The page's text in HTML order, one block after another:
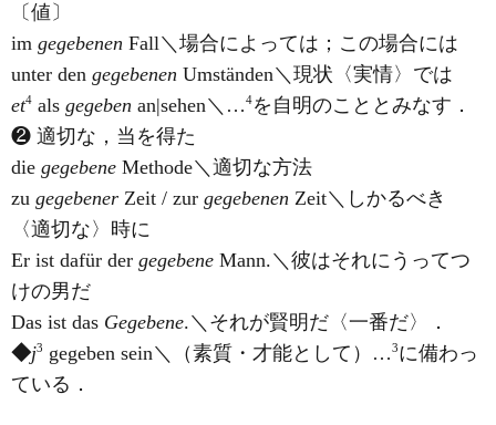
〔値〕
im gegebenen Fall＼場合によっては；この場合には
unter den gegebenen Umständen＼現状〈実情〉では
et4 als gegeben an|sehen＼…4を自明のこととみなす．
❷ 適切な，当を得た
die gegebene Methode＼適切な方法
zu gegebener Zeit / zur gegebenen Zeit＼しかるべき
〈適切な〉時に
Er ist dafür der gegebene Mann.＼彼はそれにうってつ
けの男だ
Das ist das Gegebene.＼それが賢明だ〈一番だ〉．
◆j3 gegeben sein＼（素質・才能として）…3に備わっ
ている．